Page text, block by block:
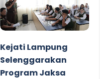
Kejati Lampung
Selenggarakan
Program Jaksa